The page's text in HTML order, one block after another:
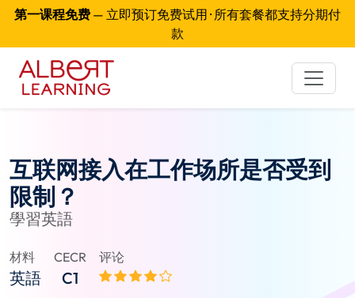
第一课程免费 — 立即预订免费试用 · 所有套餐都支持分期付
款
互联网接入在工作场所是否受到
限制？
學習英語
材料
英語
CECR
C1
评论